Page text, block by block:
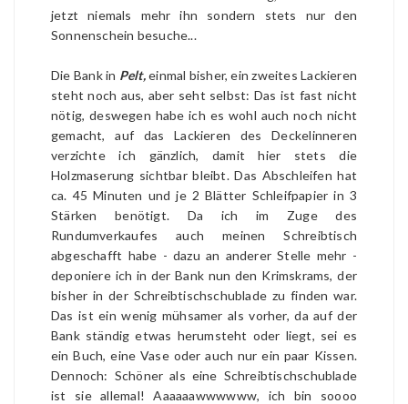
jetzt niemals mehr ihn sondern stets nur den
Sonnenschein besuche...
Die Bank in Pelt,einmal bisher, ein zweites Lackieren
steht noch aus, aber seht selbst: Das ist fast nicht
nötig, deswegen habe ich es wohl auch noch nicht
gemacht, auf das Lackieren des Deckelinneren
verzichte ich gänzlich, damit hier stets die
Holzmaserung sichtbar bleibt. Das Abschleifen hat
ca. 45 Minuten und je 2 Blätter Schleifpapier in 3
Stärken benötigt. Da ich im Zuge des
Rundumverkaufes auch meinen Schreibtisch
abgeschafft habe - dazu an anderer Stelle mehr -
deponiere ich in der Bank nun den Krimskrams, der
bisher in der Schreibtischschublade zu finden war.
Das ist ein wenig mühsamer als vorher, da auf der
Bank ständig etwas herumsteht oder liegt, sei es
ein Buch, eine Vase oder auch nur ein paar Kissen.
Dennoch: Schöner als eine Schreibtischschublade
ist sie allemal! Aaaaaawwwwww, ich bin soooo